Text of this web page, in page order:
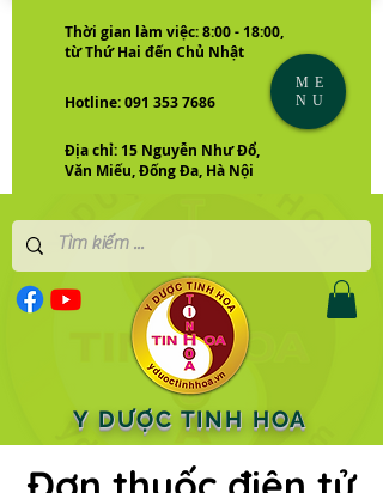
Thời gian làm việc: 8:00 - 18:00,
từ Thứ Hai đến Chủ Nhật
Hotline: 091 353 7686
Địa chỉ: 15 Nguyễn Như Đổ,
Văn Miếu, Đống Đa, Hà Nội
Y DƯỢC TINH HOA
ME
NU